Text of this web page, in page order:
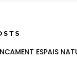
ESPAIS